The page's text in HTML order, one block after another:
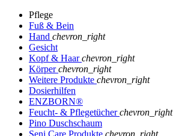
Pflege
Fuß & Bein
Hand chevron_right
Gesicht
Kopf & Haarchevron_right
Körperchevron_right
Weitere Produkte chevron_right
Dosierhilfen
ENZBORN®
Feucht- & Pflegetücherchevron_right
Pino Duschschaum
Seni Care Produkte chevron_right